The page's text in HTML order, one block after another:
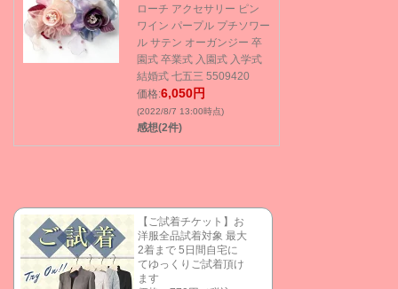
ローチ アクセサリー ピン
ワイン パープル プチソワー
ル サテン オーガンジー 卒
園式 卒業式 入園式 入学式
結婚式 七五三 5509420
価格:6,050円
(2022/8/7 13:00時点)
感想(2件)
【ご試着チケット】お
洋服全品試着対象 最大
2着まで 5日間自宅に
てゆっくりご試着頂け
ます